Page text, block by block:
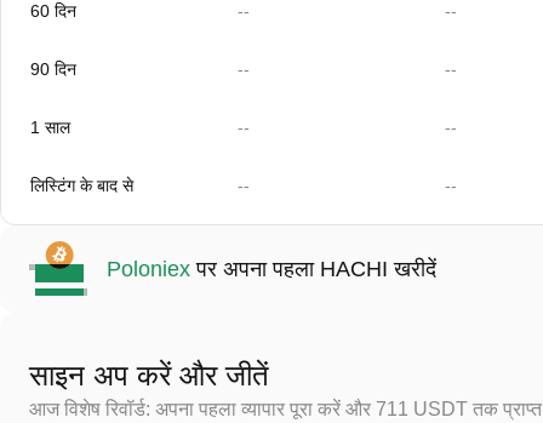
60 दिन -- --
90 दिन -- --
1 साल -- --
लिस्टिंग के बाद से -- --
Poloniex पर अपना पहला HACHI खरीदें
साइन अप करें और जीतें
आज विशेष रिवॉर्ड: अपना पहला व्यापार पूरा करें और 711 USDT तक